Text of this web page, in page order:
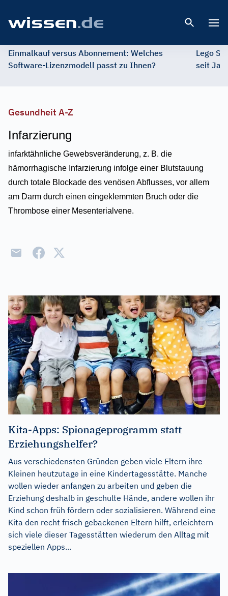
Einmalkauf versus Abonnement: Welches
Software-Lizenzmodell passt zu Ihnen?
Lego
seit
Gesundheit A-Z
Infarzierung
infarktähnliche Gewebsveränderung, z. B. die
hämorrhagische Infarzierung infolge einer Blutstauung
durch totale Blockade des venösen Abflusses, vor allem
am Darm durch einen eingeklemmten Bruch oder die
Thrombose einer Mesenterialvene.
Kita-Apps: Spionageprogramm statt
Erziehungshelfer?
Aus verschiedensten Gründen geben viele Eltern ihre
Kleinen heutzutage in eine Kindertagesstätte. Manche
wollen wieder anfangen zu arbeiten und geben die
Erziehung deshalb in geschulte Hände, andere wollen ihr
Kind schon früh fördern oder sozialisieren. Während eine
Kita den recht frisch gebackenen Eltern hilft, erleichtern
sich viele dieser Tagesstätten wiederum den Alltag mit
speziellen Apps...